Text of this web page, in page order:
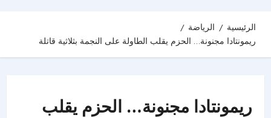
الرئيسية
الرياضة
ريمونتادا مجنونة… الحزم يقلب الطاولة على النجمة بثلاثية قاتلة
ريمونتادا مجنونة… الحزم يقلب